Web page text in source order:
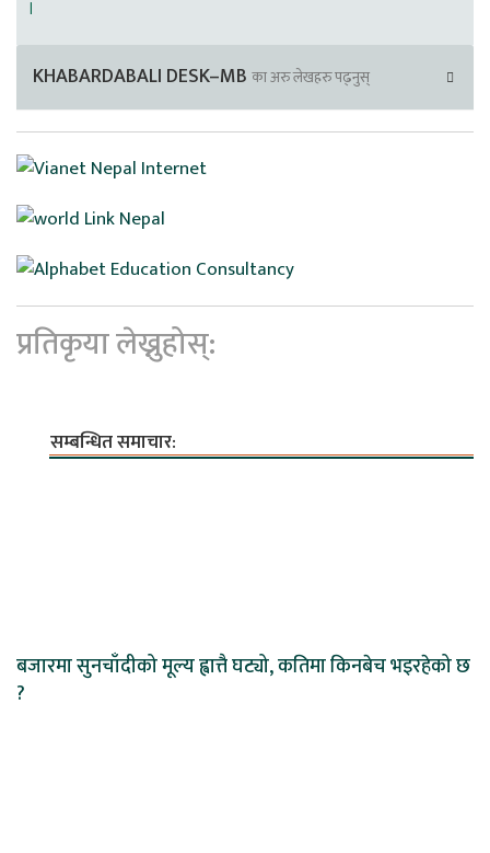
।
KHABARDABALI DESK–MB का अरु लेखहरु पढ्नुस्
प्रतिकृया लेख्नुहोस्:
सम्बन्धित समाचार:
बजारमा सुनचाँदीको मूल्य ह्वात्तै घट्यो, कतिमा किनबेच भइरहेको छ
?